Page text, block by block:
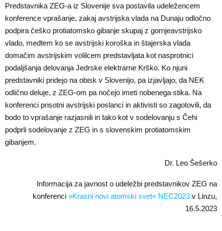
Predstavnika ZEG-a iz Slovenije sva postavila udeležencem
konference vprašanje, zakaj avstrijska vlada na Dunaju odločno
podpira češko protiatomsko gibanje skupaj z gornjeavstrijsko
vlado, medtem ko se avstrijski koroška in štajerska vlada
domačim avstrijskim volilcem predstavljata kot nasprotnici
podaljšanja delovanja Jedrske elektrarne Krško. Ko njuni
predstavniki pridejo na obisk v Slovenijo, pa izjavljajo, da NEK
odlično deluje, z ZEG-om pa nočejo imeti nobenega stika. Na
konferenci prisotni avstrijski poslanci in aktivisti so zagotovili, da
bodo to vprašanje razjasnili in tako kot v sodelovanju s Čehi
podprli sodelovanje z ZEG in s slovenskim protiatomskim
gibanjem.
Dr. Leo Šešerko
Informacija za javnost o udeležbi predstavnikov ZEG na
konferenci »Krasni novi atomski svet« NEC2023 v Linzu,
16.5.2023